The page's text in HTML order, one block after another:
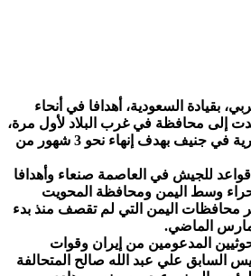
بقيادة السعودية، أهدافا في أنحاء
إلى محافظة في غرب البلاد لأول مرة،
رغم محادثات السلام الجارية في جنيف بهدف إنهاء نحو 3 شهور من
للجيش في العاصمة صنعاء وأهدافا
وسط اليمن ومحافظة المحويت
محافظات اليمن التي لم تقصف منذ بدء
الماضي.
المدعومين من إيران وقوات
السابق علي عبد الله صالح المتحالفة